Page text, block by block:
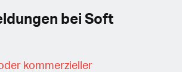
bei Soft
kommerzieller